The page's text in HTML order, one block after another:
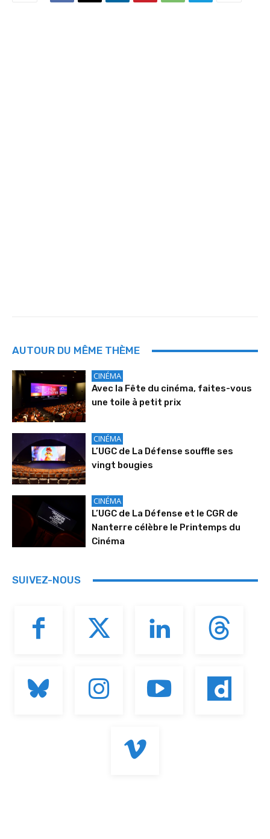
AUTOUR DU MÊME THÈME
CINÉMA
Avec la Fête du cinéma, faites-vous
une toile à petit prix
CINÉMA
L’UGC de La Défense souffle ses
vingt bougies
CINÉMA
L’UGC de La Défense et le CGR de
Nanterre célèbre le Printemps du
Cinéma
SUIVEZ-NOUS